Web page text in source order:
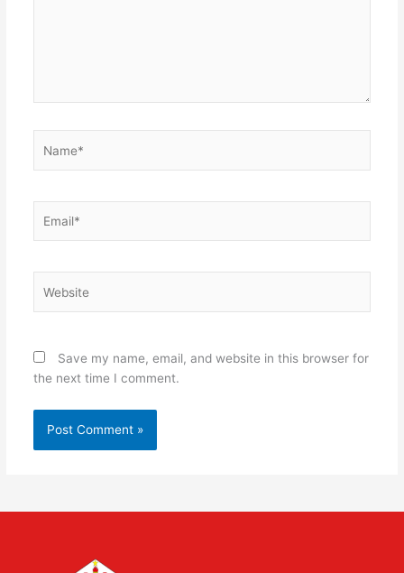
Save my name, email, and website in this browser for
the next time I comment.